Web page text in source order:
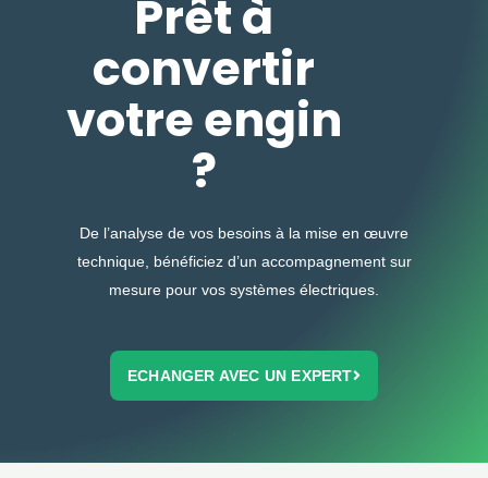
Prêt à
convertir
votre engin
?
De l’analyse de vos besoins à la mise en œuvre
technique, bénéficiez d’un accompagnement sur
mesure pour vos systèmes électriques.
ECHANGER AVEC UN EXPERT